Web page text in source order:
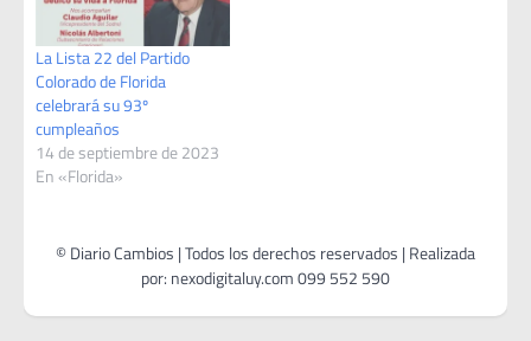
La Lista 22 del Partido
Colorado de Florida
celebrará su 93º
cumpleaños
14 de septiembre de 2023
En «Florida»